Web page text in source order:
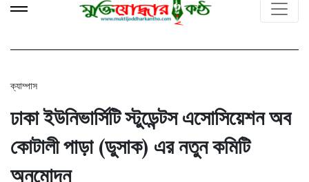
ক্যাম্পাস
ঢাকা ইউনিভার্সিটি স্টুডেন্টস এসোসিয়েশন অব
কোটালী পাড়া (ডুসাক) এর নতুন কমিটি
অনুমোদন